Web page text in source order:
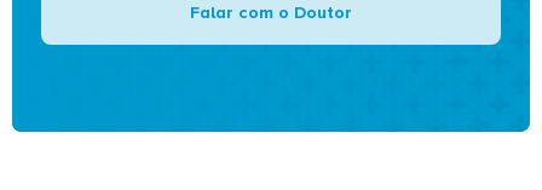
Falar com o Doutor